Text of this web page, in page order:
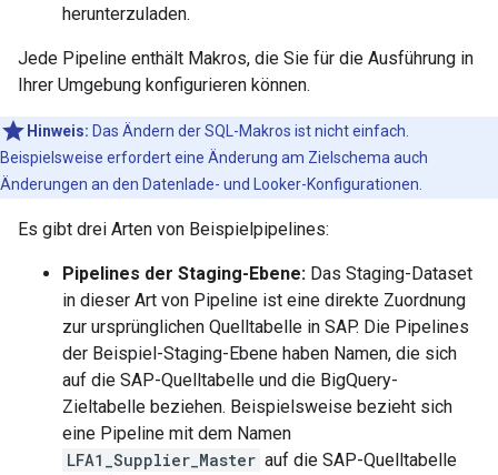
herunterzuladen.
Jede Pipeline enthält Makros, die Sie für die Ausführung in
Ihrer Umgebung konfigurieren können.
Hinweis: Das Ändern der SQL-Makros ist nicht einfach.
Beispielsweise erfordert eine Änderung am Zielschema auch
Änderungen an den Datenlade- und Looker-Konfigurationen.
Es gibt drei Arten von Beispielpipelines:
Pipelines der Staging-Ebene: Das Staging-Dataset
in dieser Art von Pipeline ist eine direkte Zuordnung
zur ursprünglichen Quelltabelle in SAP. Die Pipelines
der Beispiel-Staging-Ebene haben Namen, die sich
auf die SAP-Quelltabelle und die BigQuery-
Zieltabelle beziehen. Beispielsweise bezieht sich
eine Pipeline mit dem Namen
LFA1_Supplier_Master auf die SAP-Quelltabelle